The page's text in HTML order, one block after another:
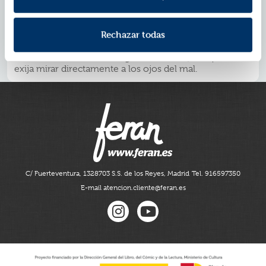
Rechazar todas
los métodos de la farmacéutica: ensayos con cobayas
Él y su bufete rozan la quiebra, pero su afán de justicia
exija mirar directamente a los ojos del mal.
C/ Fuerteventura, 1328703 S.S. de los Reyes, Madrid Tel. 916597350
E-mail atencion.cliente@feran.es